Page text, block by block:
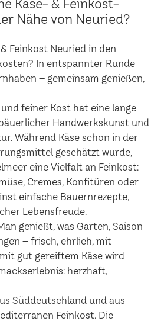
Nähe von Neuried?
Feinkost Neuried in den
In entspannter Runde
– gemeinsam genießen,
feiner Kost hat eine lange
Handwerkskunst und
Während Käse schon in der
geschätzt wurde,
eine Vielfalt an Feinkost:
Cremes, Konfitüren oder
einfache Bauernrezepte,
Lebensfreude.
genießt, was Garten, Saison
– frisch, ehrlich, mit
gut gereiftem Käse wird
herzhaft,
Süddeutschland und aus
Feinkost. Die